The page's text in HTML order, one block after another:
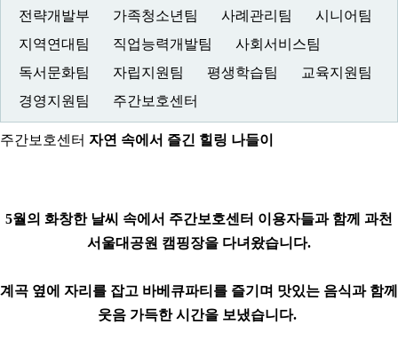
전략개발부 가족청소년팀 사례관리팀
시니어팀
지역연대팀
직업능력개발팀
사회서비스팀
독서문화팀
자립지원팀 평생학습팀
교육지원팀
경영지원팀
주간보호센터
주간보호센터 자연 속에서 즐긴 힐링 나들이
5월의 화창한 날씨 속에서 주간보호센터 이용자들과 함께 과천
서울대공원 캠핑장을 다녀왔습니다.
계곡 옆에 자리를 잡고 바베큐파티를 즐기며 맛있는 음식과 함께
웃음 가득한 시간을 보냈습니다.